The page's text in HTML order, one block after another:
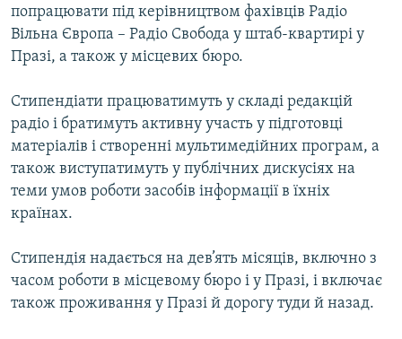
попрацювати під керівництвом фахівців Радіо
Вільна Європа – Радіо Свобода у штаб-квартирі у
Празі, а також у місцевих бюро.
Стипендіати працюватимуть у складі редакцій
радіо і братимуть активну участь у підготовці
матеріалів і створенні мультимедійних програм, а
також виступатимуть у публічних дискусіях на
теми умов роботи засобів інформації в їхніх
країнах.
Стипендія надається на дев’ять місяців, включно з
часом роботи в місцевому бюро і у Празі, і включає
також проживання у Празі й дорогу туди й назад.